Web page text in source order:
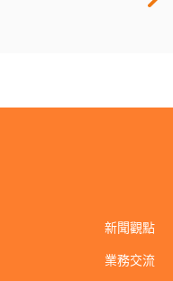
新聞觀點
業務交流